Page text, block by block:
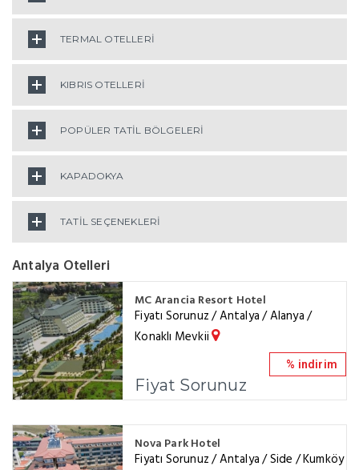
TERMAL OTELLERİ
KIBRIS OTELLERİ
POPÜLER TATİL BÖLGELERİ
KAPADOKYA
TATİL SEÇENEKLERİ
Antalya Otelleri
MC Arancia Resort Hotel
Fiyatı Sorunuz / Antalya / Alanya /
Konaklı Mevkii
Fiyat Sorunuz
% indirim
Nova Park Hotel
Fiyatı Sorunuz / Antalya / Side / Kumköy